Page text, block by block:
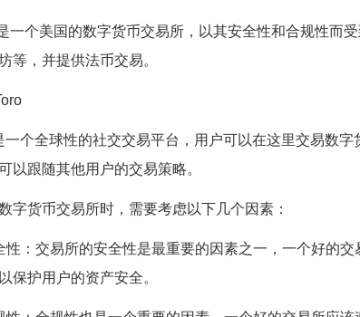
一个美国的数字货币交易所，以其安全性和合规性而
等，并提供法币交易。
一个全球性的社交交易平台，用户可以在这里交易数
以跟随其他用户的交易策略。
字货币交易所时，需要考虑以下几个因素：
性：交易所的安全性是最重要的因素之一，一个好的
保护用户的资产安全。